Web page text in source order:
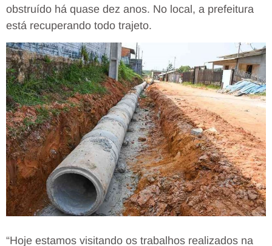
obstruído há quase dez anos. No local, a prefeitura
está recuperando todo trajeto.
“Hoje estamos visitando os trabalhos realizados na